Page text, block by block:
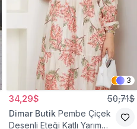
3
34,29$ 50,71$
Dimar Butik Pembe Çiçek
Desenli Eteği Katlı Yarım